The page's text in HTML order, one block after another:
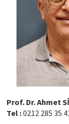
Prof. Dr. Ahmet
Tel :0212 285 35